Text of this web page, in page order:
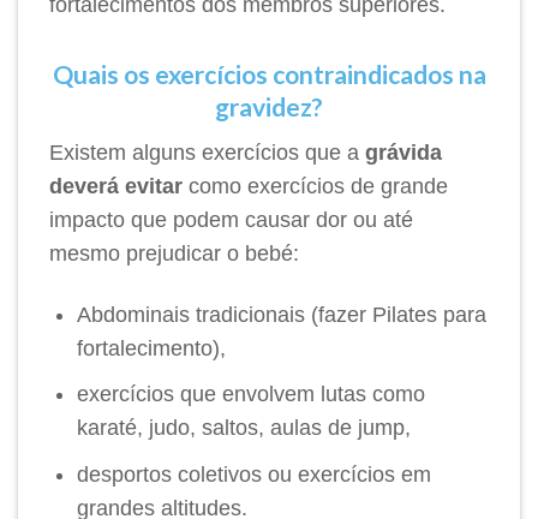
fortalecimentos dos membros superiores.
Quais os exercícios contraindicados na
gravidez?
Existem alguns exercícios que agrávida
deverá evitar como exercícios de grande
impacto que podem causar dor ou até
mesmo prejudicar o bebé:
Abdominais tradicionais (fazer Pilates para
fortalecimento),
exercícios que envolvem lutas como
karaté, judo, saltos, aulas de jump,
desportos coletivos ou exercícios em
grandes altitudes.